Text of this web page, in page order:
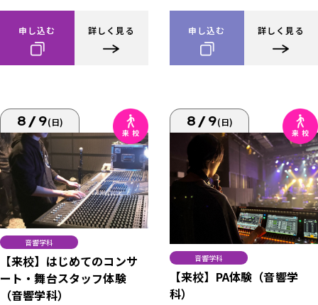
申し込む 詳しく見る 申し込む 詳しく見る
8/9(日)
音響学科
【来校】はじめてのコンサ
ート・舞台スタッフ体験
（音響学科）
8/9(日)
音響学科
【来校】PA体験（音響学
科）